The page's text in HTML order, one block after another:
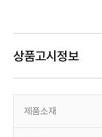
상품고시정보
제품소재